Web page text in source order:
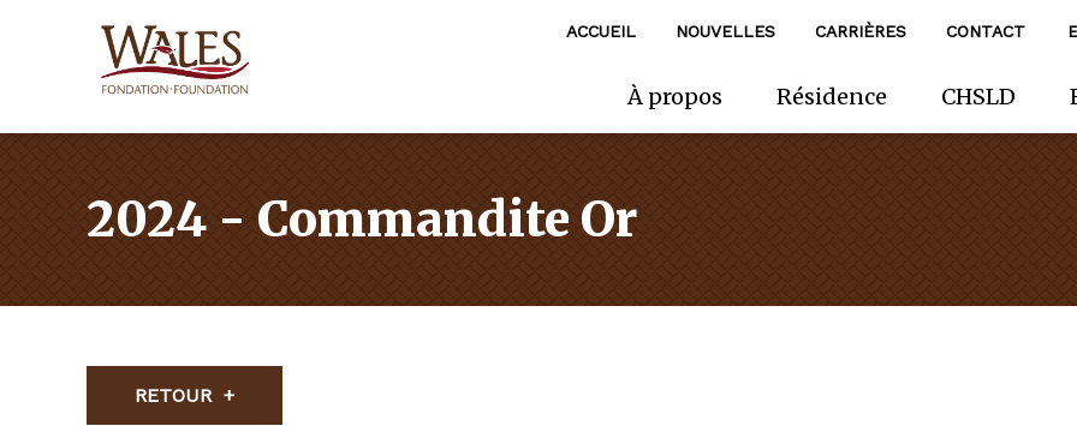
ACCUEIL NOUVELLES CARRIÈRES CONTACT
À propos Résidence CHSLD
2024 - Commandite Or
RETOUR